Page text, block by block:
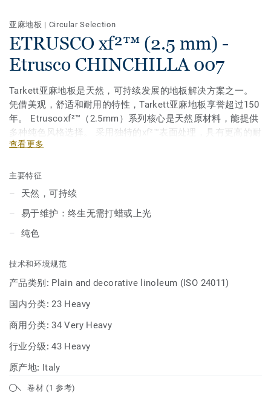
亚麻地板 | Circular Selection
ETRUSCO xf²™ (2.5 mm) -
Etrusco CHINCHILLA 007
Tarkett亚麻地板是天然，可持续发展的地板解决方案之一。
凭借美观，舒适和耐用的特性，Tarkett亚麻地板享誉超过150
年。 Etruscoxf²™（2.5mm）系列核心是天然原材料，能提供
多种纯色风格选择。 采用独特的xf²™表面处理，具有更高的耐
用性，更易于清洁维护。
查看更多
主要特征
天然，可持续
易于维护：终生无需打蜡或上光
纯色
技术和环境规范
产品类别: Plain and decorative linoleum (ISO 24011)
国内分类:23 Heavy
商用分类:34 Very Heavy
行业分级:43 Heavy
原产地: Italy
卷材 (1 参考)